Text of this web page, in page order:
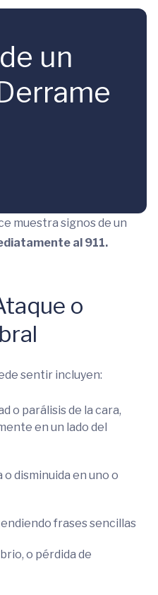
un
muestra signos de un
al 911.
o
sentir incluyen:
o parálisis de la cara,
en un lado del
disminuida en uno o
frases sencillas
o pérdida de